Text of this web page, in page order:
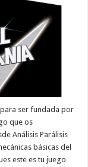
ser fundada por
que os
Análisis Parálisis
básicas del
este es tu juego